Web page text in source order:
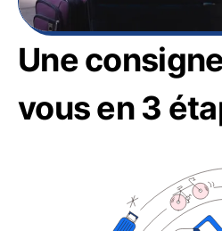
Une
vous en 3